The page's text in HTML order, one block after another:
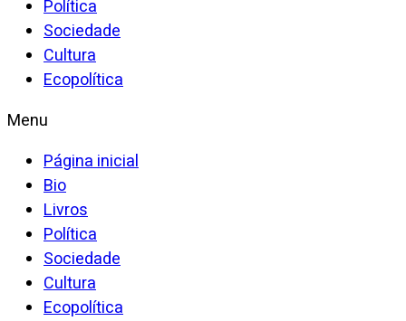
Política
Sociedade
Cultura
Ecopolítica
Menu
Página inicial
Bio
Livros
Política
Sociedade
Cultura
Ecopolítica